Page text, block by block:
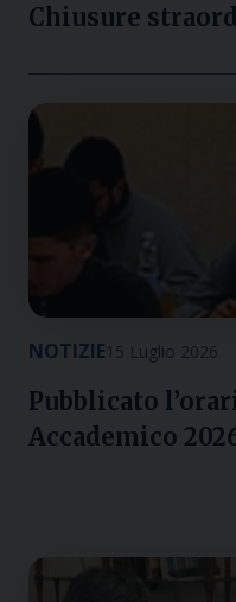
Chiusure
NOTIZIE 15 Luglio 2026
Pubblicato
Accademico